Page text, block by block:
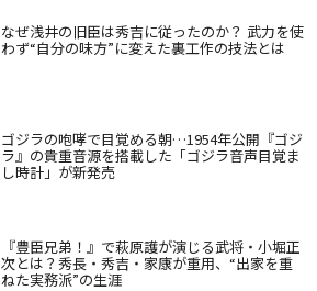
なぜ浅井の旧臣は秀吉に従ったのか？ 武力を使
わず“自分の味方”に変えた裏工作の技法とは
ゴジラの咆哮で目覚める朝…1954年公開『ゴジ
ラ』の貴重音源を搭載した「ゴジラ音声目覚ま
し時計」が新発売
『豊臣兄弟！』で萩原護が演じる武将・小堀正
次とは？秀長・秀吉・家康が重用、“出家を重
ねた実務派”の生涯